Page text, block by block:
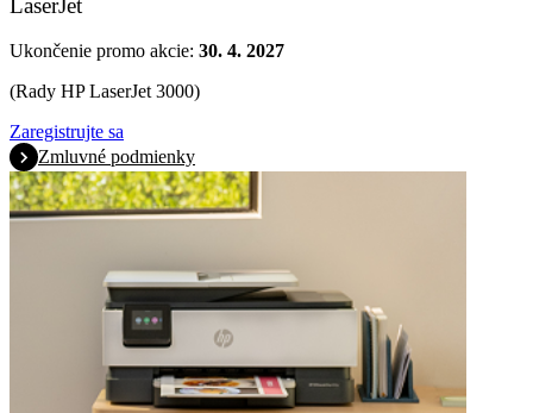
Ukončenie promo akcie: 30. 4. 2027
(Rady HP LaserJet 3000)
Zaregistrujte sa
Zmluvné podmienky